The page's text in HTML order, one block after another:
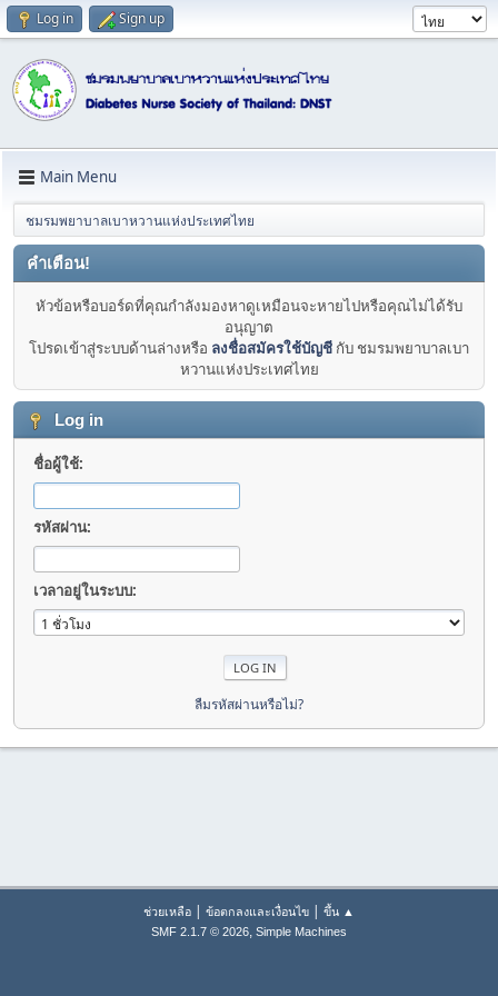
Log in Sign up
Main Menu
ชมรมพยาบาลเบาหวานแห่งประเทศไทย
คำเตือน!
หัวข้อหรือบอร์ดที่คุณกำลังมองหาดูเหมือนจะหายไปหรือคุณไม่ได้รับ
อนุญาต
โปรดเข้าสู่ระบบด้านล่างหรือ ลงชื่อสมัครใช้บัญชี กับ ชมรมพยาบาลเบา
หวานแห่งประเทศไทย
Log in
ชื่อผู้ใช้:
รหัสผ่าน:
เวลาอยู่ในระบบ:
ลืมรหัสผ่านหรือไม่?
ช่วยเหลือ | ข้อตกลงและเงื่อนไข | ขึ้น ▲
SMF 2.1.7 © 2026, Simple Machines